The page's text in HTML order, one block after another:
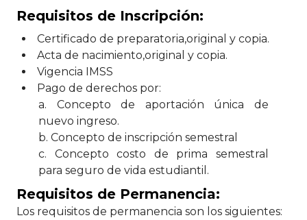
Requisitos de Inscripción:
Certificado de preparatoria,original y copia.
Acta de nacimiento,original y copia.
Vigencia IMSS
Pago de derechos por:
a. Concepto de aportación única de
nuevo ingreso.
b. Concepto de inscripción semestral
c. Concepto costo de prima semestral
para seguro de vida estudiantil.
Requisitos de Permanencia:
Los requisitos de permanencia son los siguientes: